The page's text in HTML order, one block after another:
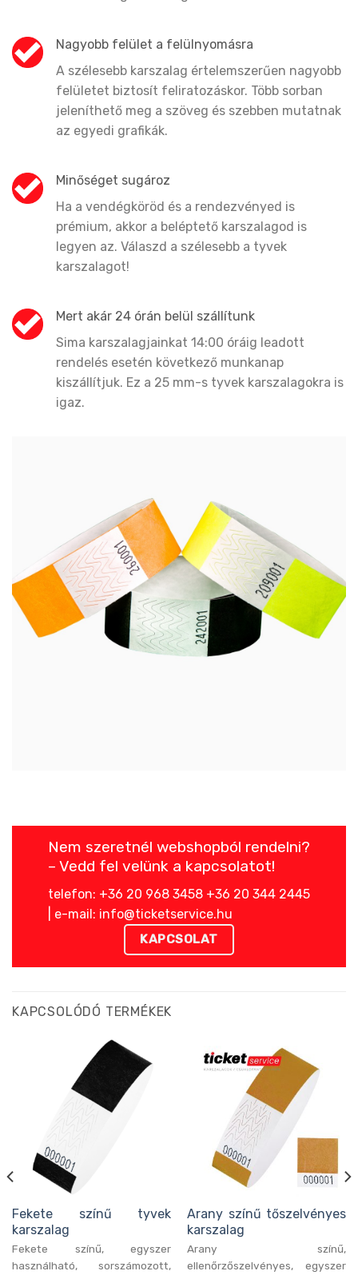
Nagyobb felület a felülnyomásra
A szélesebb karszalag értelemszerűen nagyobb
felületet biztosít feliratozáskor. Több sorban
jeleníthető meg a szöveg és szebben mutatnak
az egyedi grafikák.
Minőséget sugároz
Ha a vendégköröd és a rendezvényed is
prémium, akkor a beléptető karszalagod is
legyen az. Válaszd a szélesebb a tyvek
karszalagot!
Mert akár 24 órán belül szállítunk
Sima karszalagjainkat 14:00 óráig leadott
rendelés esetén következő munkanap
kiszállítjuk. Ez a 25 mm-s tyvek karszalagokra is
igaz.
Nem szeretnél webshopból rendelni?
– Vedd fel velünk a kapcsolatot!
telefon: +36 20 968 3458 +36 20 344 2445
| e-mail: info@ticketservice.hu
KAPCSOLAT
KAPCSOLÓDÓ TERMÉKEK
Fekete színű tyvek
karszalag
Fekete színű, egyszer
használható, sorszámozott,
Arany színű tőszelvényes
karszalag
Arany színű,
ellenőrzőszelvényes, egyszer